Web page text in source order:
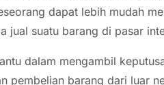
dapat lebih mudah
jual suatu barang di pasar
dalam mengambil
pembelian barang dari luar